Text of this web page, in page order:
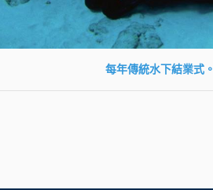
每年傳統水下結業式。